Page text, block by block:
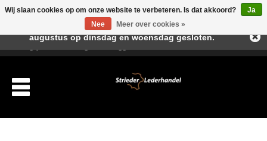
Wij slaan cookies op om onze website te verbeteren. Is dat akkoord?
Ja
Nee
Meer over cookies »
Beste klant, I.v.m. de vakantieperiode zijn wij in juli en
augustus op dinsdag en woensdag gesloten.